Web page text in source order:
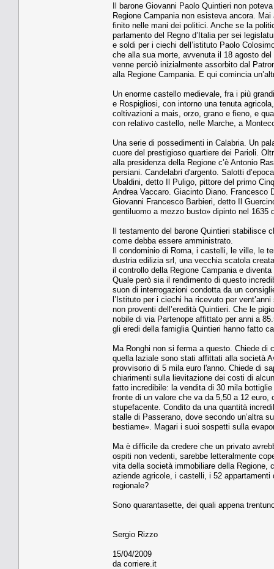
Il barone Giovanni Paolo Quintieri non
Regione Campania non esisteva anco­ra.
finito nelle mani dei politici. Anche se la
parlamento del Re­gno d’Italia per sei
e soldi per i ciechi dell’istituto Paolo
che alla sua morte, avvenuta il 18 agosto
venne perciò ini­zialmente assorbito dal
al­la Regione Campania. E qui comincia
Un enorme castello me­dievale, fra i più
e Rospigliosi, con intorno una te­nuta
colti­vazioni a mais, orzo, grano e fieno, e
con relativo ca­stello, nelle Marche, a
Una se­rie di possedimenti in Calabria. Un
cuore del prestigio­so quartiere dei Parioli.
alla presidenza della Regione c’è Antonio
persiani. Candelabri d'argento. Salotti
Ubaldini, detto Il Puligo, pittore del primo
Andrea Vaccaro. Giacinto Diano. Francesco
Giovanni Francesco Barbie­ri, detto Il
gentiluomo a mezzo busto» dipinto nel 1635
Il testamento del barone Quintieri stabi­lisce
come debba essere amministrato.
Il condominio di Roma, i castelli, le ville, le
dustria edilizia srl, una vecchia scatola
il controllo della Regione Campania e
Quale però sia il rendimen­to di questo
suon di interrogazio­ni condotta da un
l’Istituto per i cie­chi ha ricevuto per
non proventi dell’eredità Quintieri. Che le
nobile di via Partenope affittato per an­ni a
gli eredi della famiglia Quintieri hanno fatto
Ma Ronghi non si ferma a questo. Chie­de di
quella laziale sono stati affittati alla socie­tà
provvisorio di 5 mila euro l'anno. Chiede di
chiarimenti sulla lievitazione dei costi di
fatto incredibile: la vendita di 30 mila
fronte di un valore che va da 5,50 a 12 euro,
stupefacente. Condito da una quanti­tà
stalle di Passerano, dove se­condo un’altra
bestiame». Magari i suoi sospetti sulla
Ma è difficile da credere che un privato
ospiti non vedenti, sarebbe letteralmente
vita della società immobiliare della
aziende agricole, i castelli, i 52
regionale?
Sono quarantasette, dei quali appena
Sergio Rizzo
15/04/2009
da corriere.it